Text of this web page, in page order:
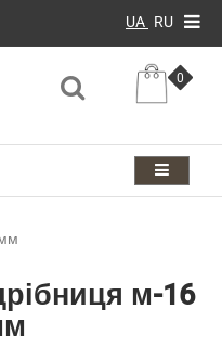
UA RU
0
м-16